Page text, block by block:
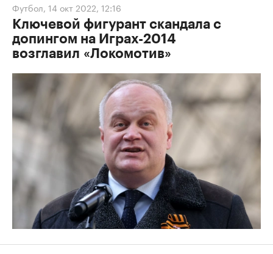
Футбол, 14 окт 2022, 12:16
Ключевой фигурант скандала с
допингом на Играх-2014
возглавил «Локомотив»